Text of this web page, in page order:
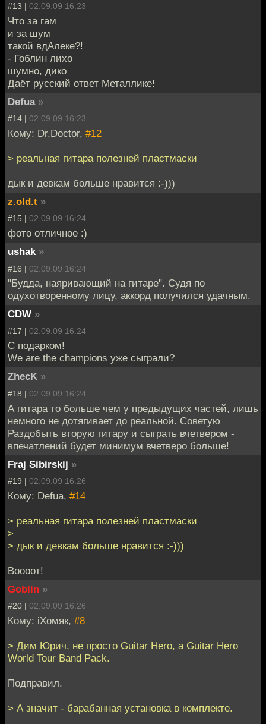
#13 | 02.09.09 16:23
Что за гам
и за шум
такой вдАлеке?!
- Гоблин лихо
шумно, дико
Даёт русский ответ Металлике!
Defua »
#14 | 02.09.09 16:23
Кому: Dr.Doctor, #12
> реальная гитара полезней пластмаски
дык и девкам больше нравится :-)))
z.old.t »
#15 | 02.09.09 16:24
фото отличное :)
ushak »
#16 | 02.09.09 16:24
"Будда, наяривающий на гитаре". Судя по
одухотворенному лицу, аккорд получился удачным.
CDW »
#17 | 02.09.09 16:24
С подарком!
We are the champions уже сыграли?
ZhecK »
#18 | 02.09.09 16:24
А гитара то больше чем у предыдущих частей, лишь
немного не дотягивает до реальной. Советую
Раздобыть вторую гитару и сыграть вчетвером -
впечатлений будет минимум вчетверо больше!
Fraj Sibirskij »
#19 | 02.09.09 16:26
Кому: Defua, #14
> реальная гитара полезней пластмаски
>
> дык и девкам больше нравится :-)))
Воооот!
Goblin »
#20 | 02.09.09 16:26
Кому: iХомяк, #8
> Дим Юрич, не просто Guitar Hero, а Guitar Hero
World Tour Band Pack.
Подправил.
> А значит - барабанная установка в комплекте.